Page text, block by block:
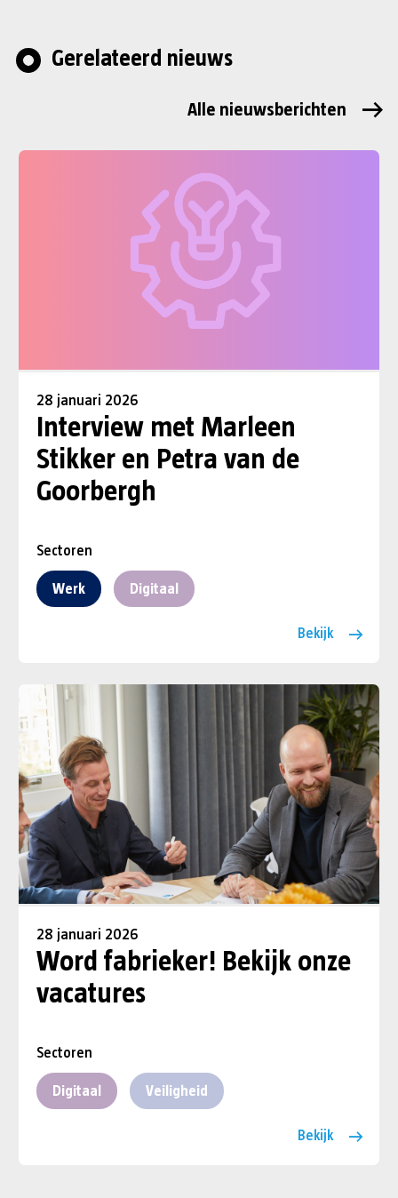
Gerelateerd nieuws
Alle nieuwsberichten
28 januari 2026
Interview met Marleen
Stikker en Petra van de
Goorbergh
Sectoren
Werk Digitaal
Bekijk
28 januari 2026
Word fabrieker! Bekijk onze
vacatures
Sectoren
Digitaal Veiligheid
Bekijk